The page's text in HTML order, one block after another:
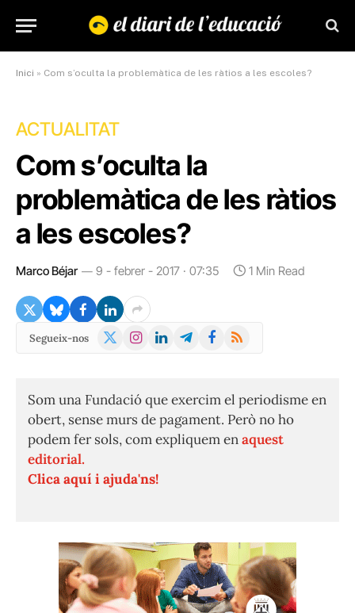
Inici » Com s’oculta la problemàtica de les ràtios a les escoles?
ACTUALITAT
Com s’oculta la
problemàtica de les ràtios
a les escoles?
Marco Béjar 9 - febrer - 2017 · 07:35 1 Min Read
Segueix-nos
X
Instagram
LinkedInTelegramFacebook
RSS
Som una Fundació que exercim el periodisme en
obert, sense murs de pagament. Però no ho
podem fer sols, com expliquem enaquest
editorial.
Clica aquí i ajuda'ns!